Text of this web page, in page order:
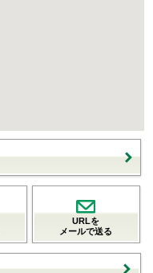
URLを
メールで送る